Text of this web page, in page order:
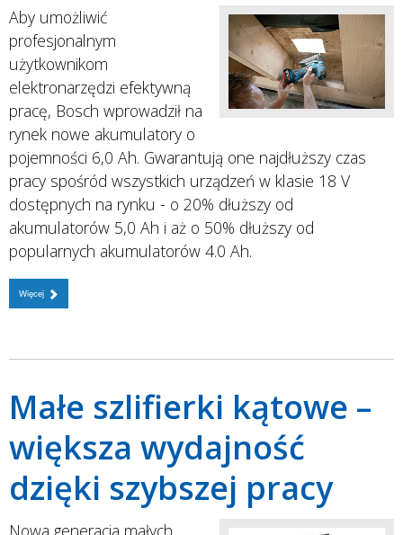
Aby umożliwić
profesjonalnym
użytkownikom
elektronarzędzi efektywną
pracę, Bosch wprowadził na
rynek nowe akumulatory o
pojemności 6,0 Ah. Gwarantują one najdłuższy czas
pracy spośród wszystkich urządzeń w klasie 18 V
dostępnych na rynku - o 20% dłuższy od
akumulatorów 5,0 Ah i aż o 50% dłuższy od
popularnych akumulatorów 4.0 Ah.
Więcej
Małe szlifierki kątowe –
większa wydajność
dzięki szybszej pracy